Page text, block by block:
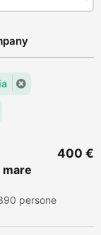
mare
persone
400 €